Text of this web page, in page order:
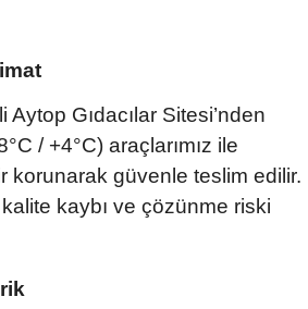
Gıdacılar Sitesi’nden
/ +4°C) araçlarımız ile
korunarak güvenle teslim edilir.
kaybı ve çözünme riski